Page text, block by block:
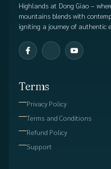
Highlands at Dong Giao –
mountains blends with
igniting a journey of authentic
Terms
Privacy Policy
Terms and Conditions
Refund Policy
Support